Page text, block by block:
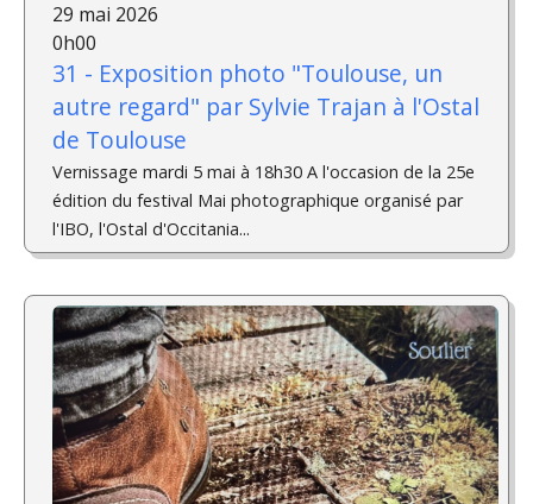
29 mai 2026
0h00
31 - Exposition photo "Toulouse, un
autre regard" par Sylvie Trajan à l'Ostal
de Toulouse
Vernissage mardi 5 mai à 18h30 A l'occasion de la 25e
édition du festival Mai photographique organisé par
l'IBO, l'Ostal d'Occitania...